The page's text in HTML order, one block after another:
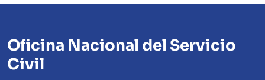
Oficina Nacional del Servicio
Civil